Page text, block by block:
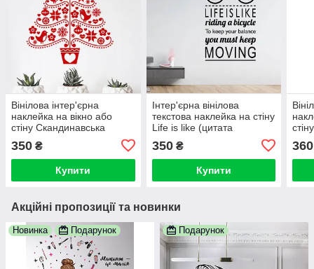
Вінілова інтер'єрна
наклейка на вікно або
стіну Скандинавська
350 ₴
Купити
Інтер'єрна вінілова
текстова наклейка на стіну
Life is like (цитата
350₴
Купити
360
Акційні пропозиції та новинки
Новинка Подарунок Подарунок